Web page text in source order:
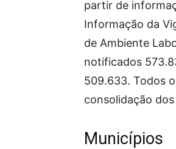
partir de
Informação da
de Ambiente
notificados
509.633. Todos
consolidação
Municípios